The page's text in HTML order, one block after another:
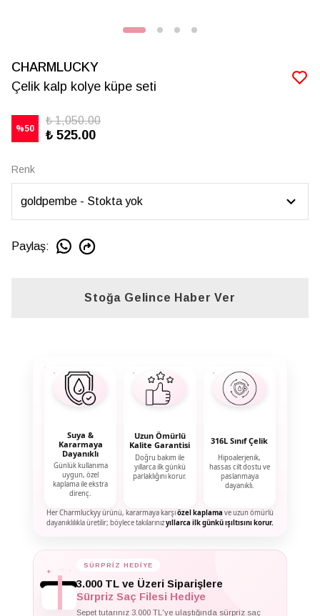
CHARMLUCKY
Çelik kalp kolye küpe seti
%50
₺ 1,050.00
₺ 525.00
Renk
Paylaş:
Stoğa Gelince Haber Ver
Suya &
Kararmaya
Dayanıklı
Günlük kullanıma
uygun, özel
kaplama ile ekstra
direnç.
Uzun Ömürlü
Kalite Garantisi
Doğru bakım ile
yıllarca ilk günkü
parlaklığını korur.
316L Sınıf Çelik
Hipoalerjenik,
hassas cilt dostu ve
paslanmaya
dayanıklı.
Her Charmluckyy ürünü, kararmaya karşıözel kaplama ve uzun ömürlü
dayanıklılıkla üretilir; böylece takılarınızyıllarca ilk günkü ışıltısını korur.
✦
✦
SÜRPRİZ HEDİYE
3.000 TL ve Üzeri Siparişlere
Sürpriz Saç Filesi Hediye
Sepet tutarınız 3.000 TL'ye ulaştığında sürpriz saç